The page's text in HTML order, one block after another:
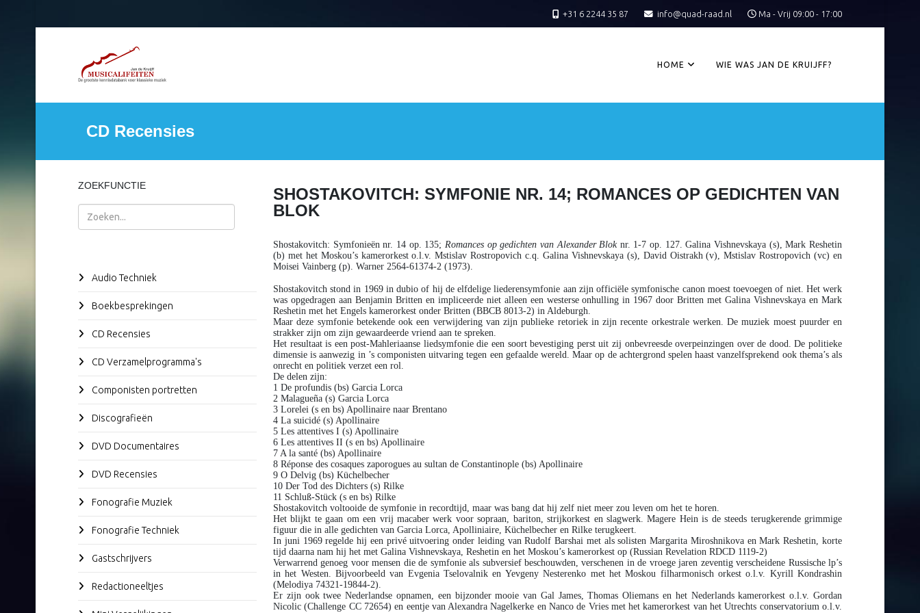
+31 6 2244 35 87 info@quad-raad.nl Ma - Vrij 09:00 - 17:00
HOME WIE WAS JAN DE KRUIJFF?
CD Recensies
ZOEKFUNCTIE
Zoeken
Audio Techniek
Boekbesprekingen
CD Recensies
CD Verzamelprogramma's
Componisten portretten
Discografieën
DVD Documentaires
DVD Recensies
Fonografie Muziek
Fonografie Techniek
Gastschrijvers
Redactioneeltjes
SHOSTAKOVITCH: SYMFONIE NR. 14; ROMANCES OP GEDICHTEN VAN
BLOK
Shostakovitch: Symfonieën nr. 14 op. 135; Romances op gedichten van Alexander Bloknr. 1-7 op. 127. Galina Vishnevskaya (s), Mark Reshetin
(b) met het Moskou’s kamerorkest o.l.v. Mstislav Rostropovich c.q. Galina Vishnevskaya (s), David Oistrakh (v), Mstislav Rostropovich (vc) en
Moisei Vainberg (p). Warner 2564-61374-2 (1973).
Shostakovitch stond in 1969 in dubio of hij de elfdelige liederensymfonie aan zijn officiële symfonische canon moest toevoegen of niet. Het werk
was opgedragen aan Benjamin Britten en impliceerde niet alleen een westerse onhulling in 1967 door Britten met Galina Vishnevskaya en Mark
Reshetin met het Engels kamerorkest onder Britten (BBCB 8013-2) in Aldeburgh.
Maar deze symfonie betekende ook een verwijdering van zijn publieke retoriek in zijn recente orkestrale werken. De muziek moest puurder en
strakker zijn om zijn gewaardeerde vriend aan te spreken.
Het resultaat is een post-Mahleriaanse liedsymfonie die een soort bevestiging perst uit zij onbevreesde overpeinzingen over de dood. De politieke
dimensie is aanwezig in ’s componisten uitvaring tegen een gefaalde wereld. Maar op de achtergrond spelen haast vanzelfsprekend ook thema’s als
onrecht en politiek verzet een rol.
De delen zijn:
1 De profundis (bs) Garcia Lorca
2 Malagueña (s) Garcia Lorca
3 Lorelei (s en bs) Apollinaire naar Brentano
4 La suicidé (s) Apollinaire
5 Les attentives I (s) Apollinaire
6 Les attentives II (s en bs) Apollinaire
7 A la santé (bs) Apollinaire
8 Réponse des cosaques zaporogues au sultan de Constantinople (bs) Apollinaire
9 O Delvig (bs) Küchelbecher
10 Der Tod des Dichters (s) Rilke
11 Schluß-Stück (s en bs) Rilke
Shostakovitch voltooide de symfonie in recordtijd, maar was bang dat hij zelf niet meer zou leven om het te horen.
Het blijkt te gaan om een vrij macaber werk voor sopraan, bariton, strijkorkest en slagwerk. Magere Hein is de steeds terugkerende grimmige
figuur die in alle gedichten van Garcia Lorca, Apolliniaire, Küchelbecher en Rilke terugkeert.
In juni 1969 regelde hij een privé uitvoering onder leiding van Rudolf Barshai met als solisten Margarita Miroshnikova en Mark Reshetin, korte
tijd daarna nam hij het met Galina Vishnevskaya, Reshetin en het Moskou’s kamerorkest op (Russian Revelation RDCD 1119-2)
Verwarrend genoeg voor mensen die de symfonie als subversief beschouwden, verschenen in de vroege jaren zeventig verscheidene Russische lp’s
in het Westen. Bijvoorbeeld van Evgenia Tselovalnik en Yevgeny Nesterenko met het Moskou filharmonisch orkest o.l.v. Kyrill Kondrashin
(Melodiya 74321-19844-2).
Er zijn ook twee Nederlandse opnamen, een bijzonder mooie van Gal James, Thomas Oliemans en het Nederlands kamerorkest o.l.v. Gordan
Nicolic (Challenge CC 72654) en eentje van Alexandra Nagelkerke en Nanco de Vries met het kamerorkest van het Utrechts conservatorium o.l.v.